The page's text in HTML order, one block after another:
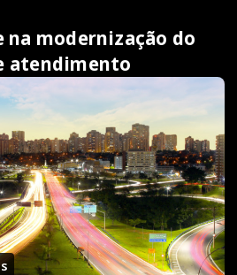
na modernização do
atendimento